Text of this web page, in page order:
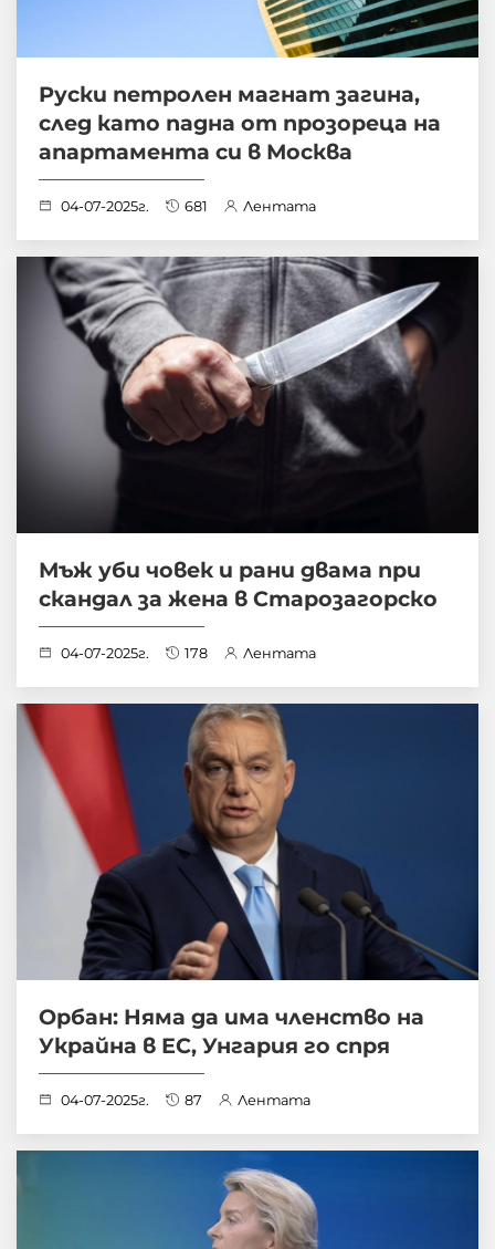
Руски петролен магнат загина,
след като падна от прозореца на
апартамента си в Москва
04-07-2025г. 681 Лентата
Мъж уби човек и рани двама при
скандал за жена в Старозагорско
04-07-2025г. 178 Лентата
Орбан: Няма да има членство на
Украйна в ЕС, Унгария го спря
04-07-2025г. 87 Лентата